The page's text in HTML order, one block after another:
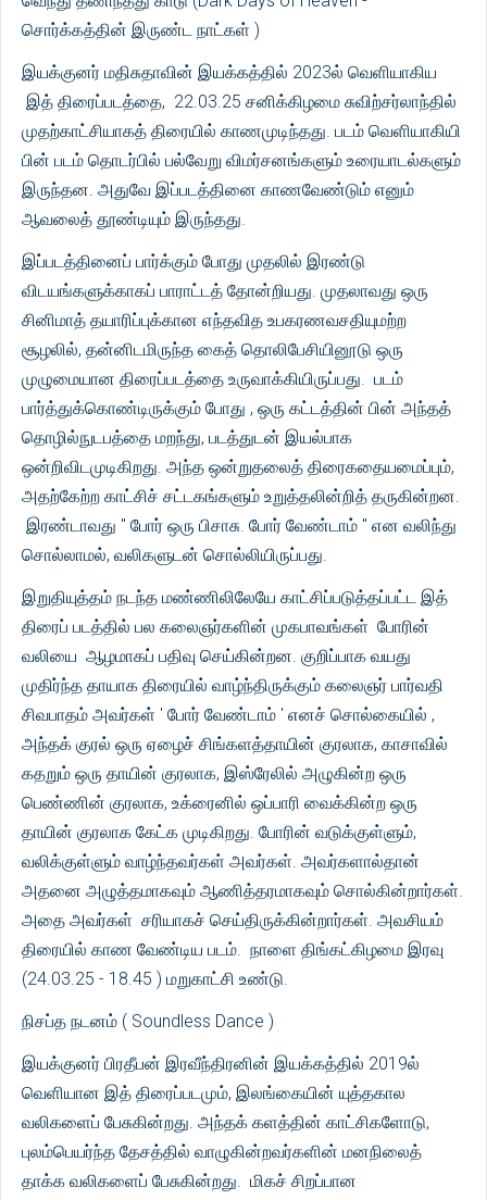
சொர்க்கத்தின் இருண்ட நாட்கள் )
இயக்குனர் மதிசுதாவின் இயக்கத்தில் 2023ல் வெளியாகிய
இத் திரைப்படத்தை, 22.03.25 சனிக்கிழமை சுவிற்சர்லாந்தில்
முதற்காட்சியாகத் திரையில் காணமுடிந்தது. படம் வெளியாகியி
பின் படம் தொடர்பில் பல்வேறு விமர்சனங்களும் உரையாடல்களும்
இருந்தன. அதுவே இப்படத்தினை காணவேண்டும் எனும்
ஆவலைத் தூண்டியும் இருந்தது.
இப்படத்தினைப் பார்க்கும் போது முதலில் இரண்டு
விடயங்களுக்காகப் பாராட்டத் தோன்றியது. முதலாவது ஒரு
சினிமாத் தயாரிப்புக்கான எந்தவித உபகரணவசதியுமற்ற
சூழலில், தன்னிடமிருந்த கைத் தொலிபேசியினூடு ஒரு
முழுமையான திரைப்படத்தை உருவாக்கியிருப்பது. படம்
பார்த்துக்கொண்டிருக்கும் போது , ஒரு கட்டத்தின் பின் அந்தத்
தொழில்நுடபத்தை மறந்து, படத்துடன் இயல்பாக
ஒன்றிவிடமுடிகிறது. அந்த ஒன்றுதலைத் திரைகதையமைப்பும்,
அதற்கேற்ற காட்சிச் சட்டகங்களும் உறுத்தலின்றித் தருகின்றன.
இரண்டாவது " போர் ஒரு பிசாசு. போர் வேண்டாம் " என வலிந்து
சொல்லாமல், வலிகளுடன் சொல்லியிருப்பது.
இறுதியுத்தம் நடந்த மண்ணிலிலேயே காட்சிப்படுத்தப்பட்ட இத்
திரைப் படத்தில் பல கலைஞர்களின் முகபாவங்கள் போரின்
வலியை ஆழமாகப் பதிவு செய்கின்றன. குறிப்பாக வயது
முதிர்ந்த தாயாக திரையில் வாழ்ந்திருக்கும் கலைஞர் பார்வதி
சிவபாதம் அவர்கள் ' போர் வேண்டாம் ' எனச் சொல்கையில் ,
அந்தக் குரல் ஒரு ஏழைச் சிங்களத்தாயின் குரலாக, காசாவில்
கதறும் ஒரு தாயின் குரலாக, இஸ்ரேலில் அழுகின்ற ஒரு
பெண்ணின் குரலாக, உக்ரைனில் ஒப்பாரி வைக்கின்ற ஒரு
தாயின் குரலாக கேட்க முடிகிறது. போரின் வடுக்குள்ளும்,
வலிக்குள்ளும் வாழ்ந்தவர்கள் அவர்கள். அவர்களால்தான்
அதனை அழுத்தமாகவும் ஆணித்தரமாகவும் சொல்கின்றார்கள்.
அதை அவர்கள் சரியாகச் செய்திருக்கின்றார்கள். அவசியம்
திரையில் காண வேண்டிய படம். நாளை திங்கட்கிழமை இரவு
(24.03.25 - 18.45 ) மறுகாட்சி உண்டு.
நிசப்த நடனம் ( Soundless Dance )
இயக்குனர் பிரதீபன் இரவீந்திரனின் இயக்கத்தில் 2019ல்
வெளியான இத் திரைப்படமும், இலங்கையின் யுத்தகால
வலிகளைப் பேசுகின்றது. அந்தக் களத்தின் காட்சிகளோடு,
புலம்பெயர்ந்த தேசத்தில் வாழுகின்றவர்களின் மனநிலைத்
தாக்க வலிகளைப் பேசுகின்றது. மிகச் சிறப்பான